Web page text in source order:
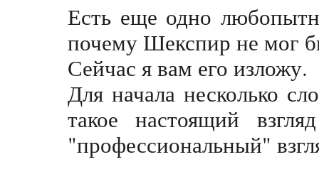
Есть еще одно
почему Шекспир не мог
Сейчас я вам его изложу.
Для начала несколько
такое настоящий
"профессиональный"